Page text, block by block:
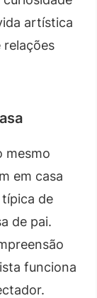
artística
mesmo
em casa
de
de pai.
funciona